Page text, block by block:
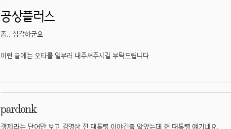
공상플러스
좀.. 심각하군요
이런 글에는 오타를 일부러 내주셔주시길 부탁드립니다
pardonk
갱제라는 단어만 보고 김영삼 전 대통령 이야긴줄 알았는데 현 대통령 얘기네요.